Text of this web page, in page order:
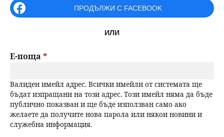
н
р
н
е
i
a
y
t
a
ПРОДЪЛЖИ С FACEBOOK
ИЛИ
Е-поща *
Валиден имейл адрес. Всички имейли от системата ще
бъдат изпращани на този адрес. Този имейл няма да бъде
публично показван и ще бъде използван само ако
желаете да получите нова парола или някои новини и
служебна информация.